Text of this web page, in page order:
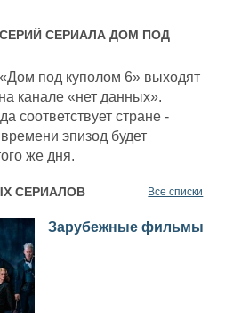
СЕРИАЛА ДОМ ПОД
под куполом 6» выходят
канале «нет данных».
соответствует стране -
эпизод будет
же дня.
СЕРИАЛОВ Все списки
Зарубежные фильмы